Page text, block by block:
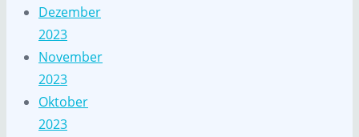
Dezember
2023
November
2023
Oktober
2023